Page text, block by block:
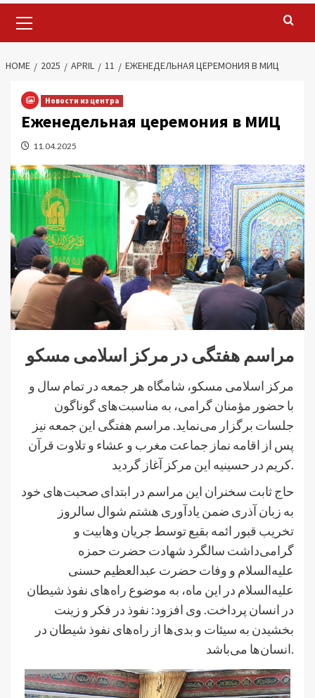
Menu
HOME 2025 APRIL 11 ЕЖЕНЕДЕЛЬНАЯ ЦЕРЕМОНИЯ В МИЦ
Новости из центра
Еженедельная церемония в МИЦ
11.04.2025
مراسم هفتگی در مرکز اسلامی مسکو
مرکز اسلامی مسکو، شامگاه هر جمعه در تمام سال و
با حضور مؤمنان گرامی، به مناسبت‌های گوناگون
جلسات برگزار می‌نماید. مراسم هفتگی این جمعه نیز
پس از اقامه نماز جماعت مغرب و عشاء و تلاوت قرآن
کریم در حسینیه این مرکز آغاز گردید.
حاج ثابت سخنران این مراسم در ابتدای صحبت‌های خود
به زبان آذری ضمن یادآوری هشتم شوال سالروز
تخریب قبور ائمه بقیع توسط جریان وهابیت و
گرامی‌داشت سالگرد شهادت حضرت حمزه
علیه‌السلام و وفات حضرت عبدالعظیم حسنی
علیه‌السلام در این ماه، به موضوع راه‌های نفوذ شیطان
در انسان پرداخت. وی افزود: نفوذ در فکر و زینت
بخشیدن به سیئات و بدی‌ها از راه‌های نفوذ شیطان در
انسان‌ها می‌باشد.